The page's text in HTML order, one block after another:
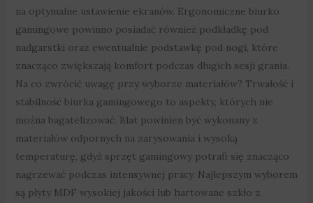
na optymalne ustawienie ekranów. Ergonomiczne biurko
gamingowe powinno posiadać również podkładkę pod
nadgarstki oraz ewentualnie podstawkę pod nogi, które
znacząco zwiększają komfort podczas długich sesji grania.
Na co zwrócić uwagę przy wyborze materiałów? Trwałość i
stabilność biurka gamingowego to aspekty, których nie
można bagatelizować. Blat powinien być wykonany z
materiałów odpornych na zarysowania i wysoką
temperaturę, gdyż sprzęt gamingowy potrafi się znacząco
nagrzewać podczas intensywnej pracy. Najlepszym wyborem
są płyty MDF wysokiej jakości lub hartowane szkło z